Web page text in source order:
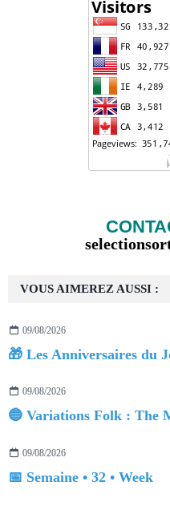
VOUS AIMEREZ AUSSI :
09/08/2026
🎁 Les Anniversaires du
09/08/2026
🔵 Variations Folk : The
09/08/2026
📅 Semaine • 32 • Week